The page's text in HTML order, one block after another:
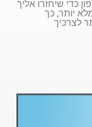
כדי שיחזרו אליך
יותר, כך
לצרכיך